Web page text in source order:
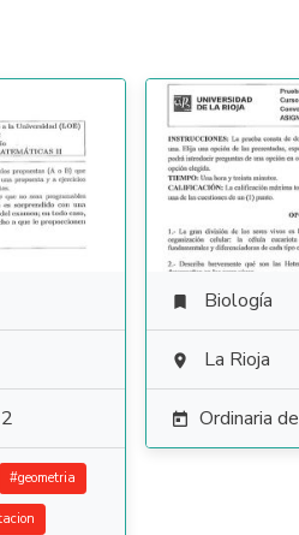
#geometria
 Biología
 La Rioja
 Ordinaria